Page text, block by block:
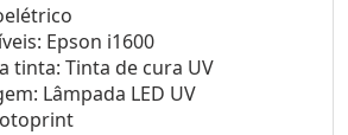
Epson i1600
tinta: Tinta de cura UV
Lâmpada LED UV